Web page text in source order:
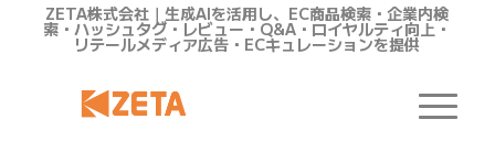
ZETA株式会社｜生成AIを活用し、EC商品検索・企業内検
索・ハッシュタグ・レビュー・Q&A・ロイヤルティ向上・
リテールメディア広告・ECキュレーションを提供